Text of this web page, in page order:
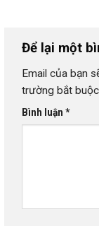
Để lại một
Email của bạn
trường bắt
Bình luận *